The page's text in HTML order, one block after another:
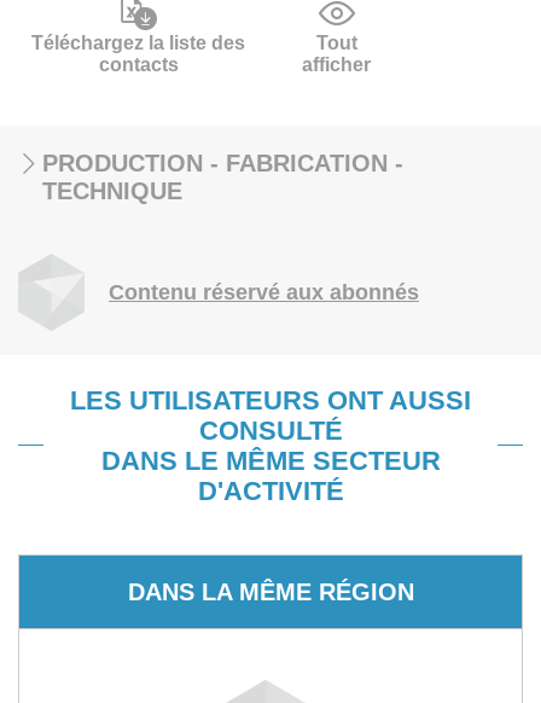
Téléchargez la liste des
contacts
Tout
afficher
PRODUCTION - FABRICATION -
TECHNIQUE
Contenu réservé aux abonnés
LES UTILISATEURS ONT AUSSI
CONSULTÉ
DANS LE MÊME SECTEUR
D'ACTIVITÉ
DANS LA MÊME RÉGION